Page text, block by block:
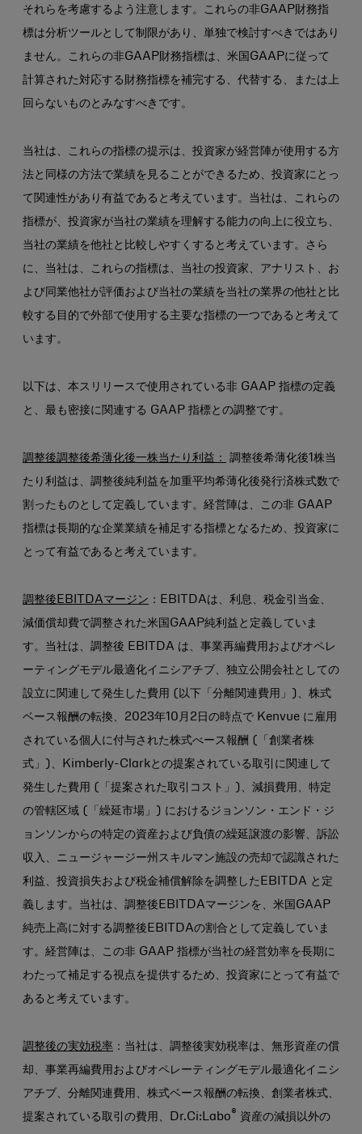
それらを考慮するよう注意します。これらの非GAAP財務指
標は分析ツールとして制限があり、単独で検討すべきではあり
ません。これらの非GAAP財務指標は、米国GAAPに従って
計算された対応する財務指標を補完する、代替する、または上
回らないものとみなすべきです。
当社は、これらの指標の提示は、投資家が経営陣が使用する方
法と同様の方法で業績を見ることができるため、投資家にとっ
て関連性があり有益であると考えています。当社は、これらの
指標が、投資家が当社の業績を理解する能力の向上に役立ち、
当社の業績を他社と比較しやすくすると考えています。さら
に、当社は、これらの指標は、当社の投資家、アナリスト、お
よび同業他社が評価および当社の業績を当社の業界の他社と比
較する目的で外部で使用する主要な指標の一つであると考えて
います。
以下は、本スリリースで使用されている非 GAAP 指標の定義
と、最も密接に関連する GAAP 指標との調整です。
調整後調整後希薄化後一株当たり利益： 調整後希薄化後1株当
たり利益は、調整後純利益を加重平均希薄化後発行済株式数で
割ったものとして定義しています。経営陣は、この非 GAAP
指標は長期的な企業業績を補足する指標となるため、投資家に
とって有益であると考えています。
調整後EBITDAマージン ：EBITDAは、利息、税金引当金、
減価償却費で調整された米国GAAP純利益と定義していま
す。当社は、調整後 EBITDA は、事業再編費用およびオペレ
ーティングモデル最適化イニシアチブ、独立公開会社としての
設立に関連して発生した費用 (以下「分離関連費用」)、株式
ベース報酬の転換、2023年10月2日の時点で Kenvue に雇用
されている個人に付与された株式べース報酬 (「創業者株
式」)、Kimberly-Clarkとの提案されている取引に関連して
発生した費用 (「提案された取引コスト」)、減損費用、特定
の管轄区域 (「繰延市場」) におけるジョンソン・エンド・ジ
ョンソンからの特定の資産および負債の繰延譲渡の影響、訴訟
収入、ニュージャージー州スキルマン施設の売却で認識された
利益、投資損失および税金補償解除を調整したEBITDA と定
義します。当社は、調整後EBITDAマージンを、米国GAAP
純売上高に対する調整後EBITDAの割合として定義していま
す。経営陣は、この非 GAAP 指標が当社の経営効率を長期に
わたって補足する視点を提供するため、投資家にとって有益で
あると考えています。
調整後の実効税率 ：当社は、調整後実効税率は、無形資産の償
却、事業再編費用およびオペレーティングモデル最適化イニシ
アチブ、分離関連費用、株式ベース報酬の転換、創業者株式、
提案されている取引の費用、Dr.Ci:Labo ® 資産の減損以外の